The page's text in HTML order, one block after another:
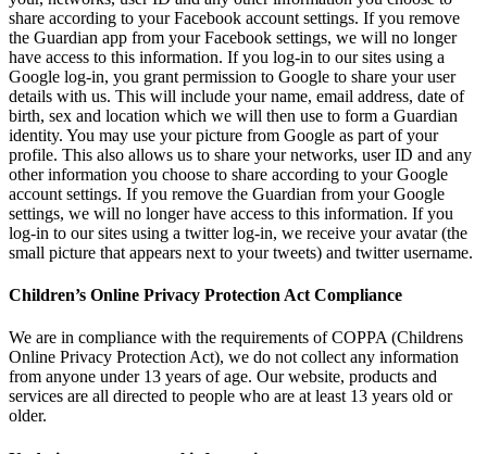
share according to your Facebook account settings. If you remove
the Guardian app from your Facebook settings, we will no longer
have access to this information. If you log-in to our sites using a
Google log-in, you grant permission to Google to share your user
details with us. This will include your name, email address, date of
birth, sex and location which we will then use to form a Guardian
identity. You may use your picture from Google as part of your
profile. This also allows us to share your networks, user ID and any
other information you choose to share according to your Google
account settings. If you remove the Guardian from your Google
settings, we will no longer have access to this information. If you
log-in to our sites using a twitter log-in, we receive your avatar (the
small picture that appears next to your tweets) and twitter username.
Children’s Online Privacy Protection Act Compliance
We are in compliance with the requirements of COPPA (Childrens
Online Privacy Protection Act), we do not collect any information
from anyone under 13 years of age. Our website, products and
services are all directed to people who are at least 13 years old or
older.